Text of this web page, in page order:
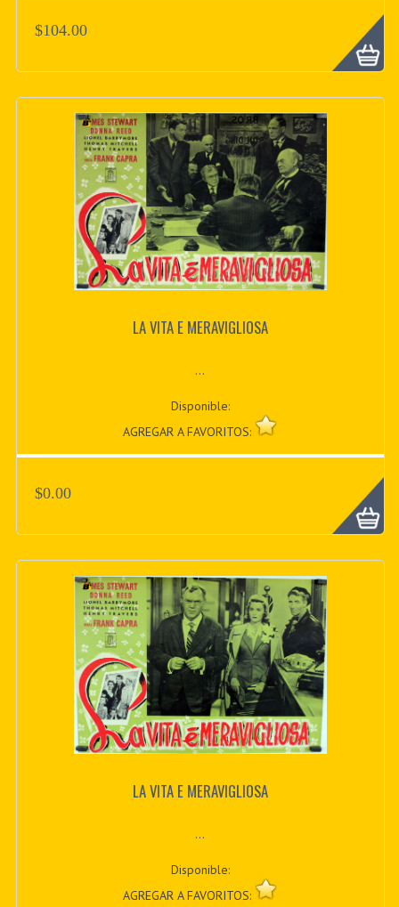
$104.00
LA VITA E MERAVIGLIOSA
...
Disponible:
AGREGAR A FAVORITOS:
$0.00
LA VITA E MERAVIGLIOSA
...
Disponible:
AGREGAR A FAVORITOS: